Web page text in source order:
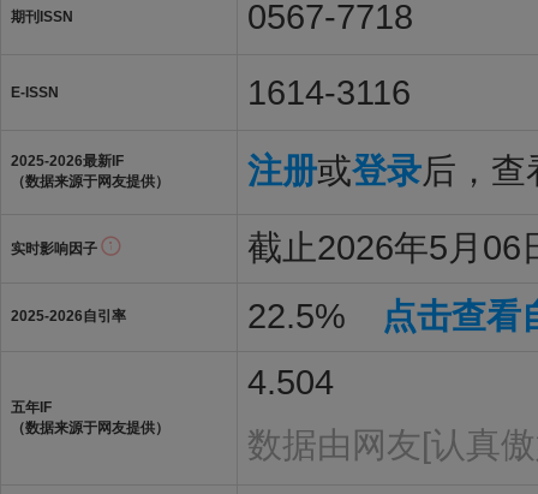
期刊ISSN 0567-7718
E-ISSN 1614-3116
2025-2026最新IF
（数据来源于网友提供）
注册或登录后，查
实时影响因子 截止2026年5月06
2025-2026自引率 22.5% 点击查看
五年IF
（数据来源于网友提供）
4.504
数据由网友[认真